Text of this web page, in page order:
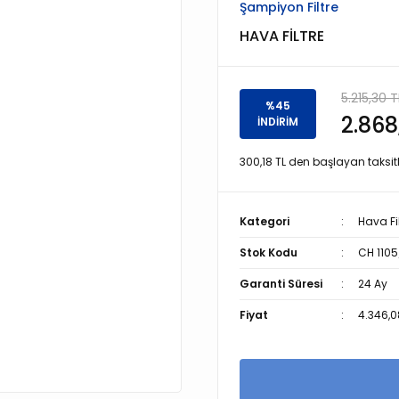
Şampiyon Filtre
HAVA FİLTRE
%45
İNDİRİM
5.215,30
300,18 TL den başlayan
Kategori Hava
Stok Kodu CH
Garanti Süresi 24 Ay
Fiyat